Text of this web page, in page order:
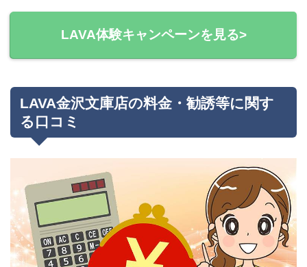
LAVA体験キャンペーンを見る>
LAVA金沢文庫店の料金・勧誘等に関す
る口コミ